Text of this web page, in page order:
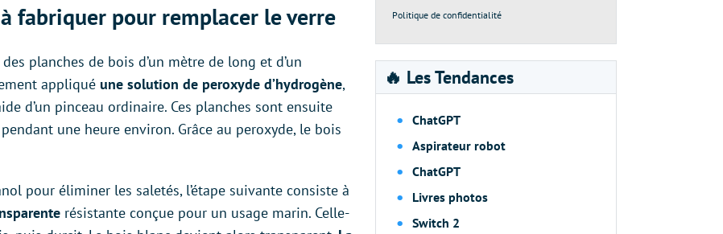
fabriquer pour remplacer le verre
planches de bois d’un mètre de long et d’un
appliqué une solution de peroxyde d’hydrogène,
d’un pinceau ordinaire. Ces planches sont ensuite
une heure environ. Grâce au peroxyde, le bois
pour éliminer les saletés, l’étape suivante consiste à
résistante conçue pour un usage marin. Celle-
Politique de confidentialité
🔥 Les Tendances
ChatGPT
Aspirateur robot
ChatGPT
Livres photos
Switch 2